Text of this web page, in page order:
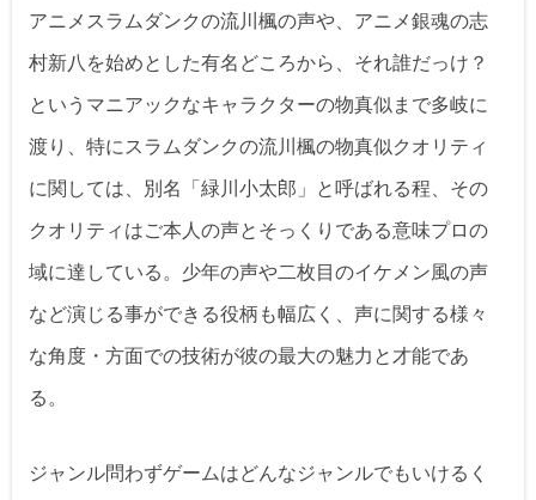
アニメスラムダンクの流川楓の声や、アニメ銀魂の志
村新八を始めとした有名どころから、それ誰だっけ？
というマニアックなキャラクターの物真似まで多岐に
渡り、特にスラムダンクの流川楓の物真似クオリティ
に関しては、別名「緑川小太郎」と呼ばれる程、その
クオリティはご本人の声とそっくりである意味プロの
域に達している。少年の声や二枚目のイケメン風の声
など演じる事ができる役柄も幅広く、声に関する様々
な角度・方面での技術が彼の最大の魅力と才能であ
る。
ジャンル問わずゲームはどんなジャンルでもいけるく